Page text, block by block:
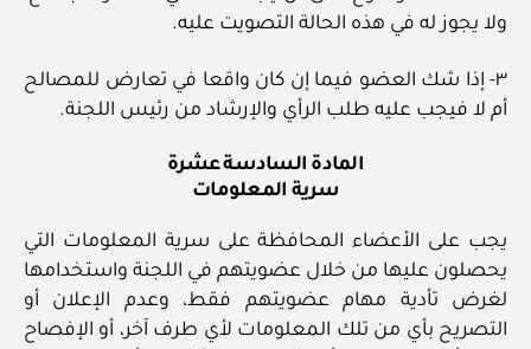
ولا يجوز له في هذه الحالة التصويت عليه.
٣- إذا شك العضو فيما إن كان واقعا في تعارض للمصالح
أم لا فيجب عليه طلب الرأي والإرشاد من رئيس اللجنة.
المادة السادسة عشرة
سرية المعلومات
يجب على الأعضاء المحافظة على سرية المعلومات التي
يحصلون عليها من خلال عضويتهم في اللجنة واستخدامها
لغرض تأدية مهام عضويتهم فقط، وعدم الإعلان أو
التصريح بأي من تلك المعلومات لأي طرف آخر، أو الإفصاح